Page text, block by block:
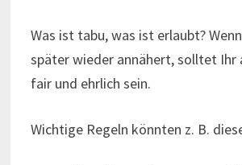
Was ist tabu, was ist erlaubt?
später wieder annähert, solltet Ihr
fair und ehrlich sein.
Wichtige Regeln könnten z. B.